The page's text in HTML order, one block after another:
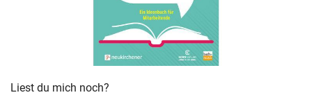
Liest du mich noch?